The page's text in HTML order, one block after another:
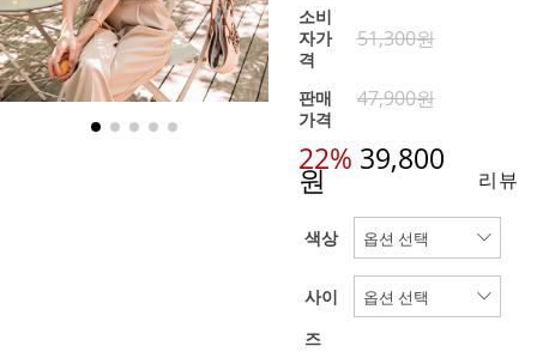
소비
자가
격
51,300원
판매
가격
47,900원
22% 39,800
원 리뷰
색상
사이
즈